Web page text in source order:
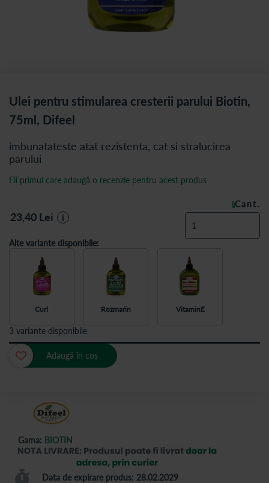
Gama: BIOTIN
Data de expirare produs: 28.02.2029
Ulei pentru stimularea cresterii parului Biotin,
75ml, Difeel
imbunatateste atat rezistenta, cat si stralucirea
parului
ÎN STOC
Fii primul care adaugă o recenzie pentru acest produs
23,40 Lei i
Cant.
Alte variante disponibile:
Curl Rozmarin VitaminE
3 variante disponibile
Adaugă în coș